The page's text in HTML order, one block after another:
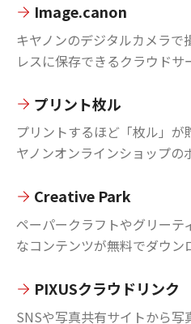
Image.canon
キヤノンのデジタルカメラ
レスに保存できるクラウドサ
プリント枚ル
プリントするほど「枚ル」
ヤノンオンラインショップの
Creative Park
ペーパークラフトやグリーテ
なコンテンツが無料でダウン
PIXUSクラウドリンク
SNSや写真共有サイトから